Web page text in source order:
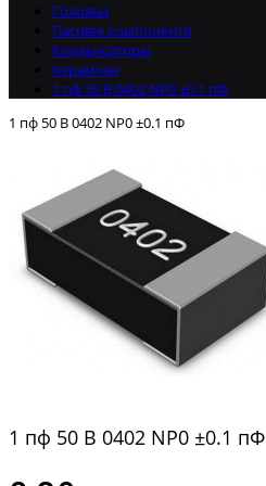
Головна
Пасивні компоненти
Конденсаторы
Керамічні
1 пф 50 В 0402 NP0 ±0.1 пФ
1 пф 50 В 0402 NP0 ±0.1 пФ
1 пф 50 В 0402 NP0 ±0.1 пФ